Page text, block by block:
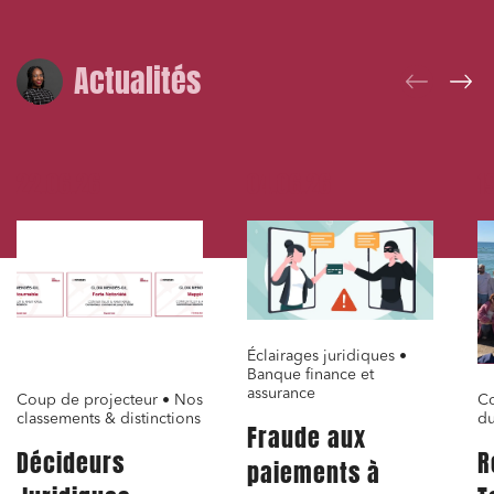
Actualités
Coup de projecteur • Nos
classements & distinctions
Décideurs
Éclairages juridiques •
Banque finance et
assurance
Fraude aux
paiements à
Environnement
J'ai lu et j'accepte la politique de confidentialité